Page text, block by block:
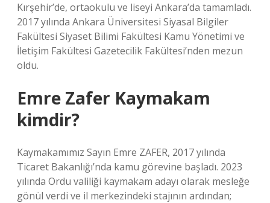
Kırşehir’de, ortaokulu ve liseyi Ankara’da tamamladı.
2017 yılında Ankara Üniversitesi Siyasal Bilgiler
Fakültesi Siyaset Bilimi Fakültesi Kamu Yönetimi ve
İletişim Fakültesi Gazetecilik Fakültesi’nden mezun
oldu.
Emre Zafer Kaymakam
kimdir?
Kaymakamımız Sayın Emre ZAFER, 2017 yılında
Ticaret Bakanlığı’nda kamu görevine başladı. 2023
yılında Ordu valiliği kaymakam adayı olarak mesleğe
gönül verdi ve il merkezindeki stajının ardından;